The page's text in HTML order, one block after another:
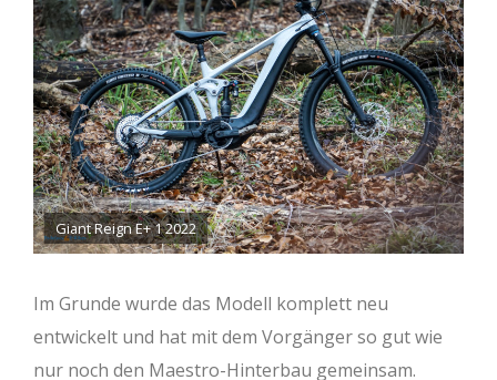
Giant Reign E+ 1 2022
Im Grunde wurde das Modell komplett neu
entwickelt und hat mit dem Vorgänger so gut wie
nur noch den Maestro-Hinterbau gemeinsam.